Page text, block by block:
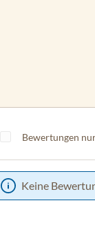
Bewertungen
Keine